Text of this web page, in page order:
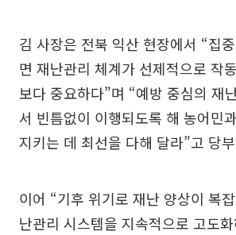
김 사장은 전북 익산 현장에서 “집
면 재난관리 체계가 선제적으로 작
보다 중요하다”며 “예방 중심의 재
서 빈틈없이 이행되도록 해 농어민
지키는 데 최선을 다해 달라”고 당
이어 “기후 위기로 재난 양상이 복
난관리 시스템을 지속적으로 고도